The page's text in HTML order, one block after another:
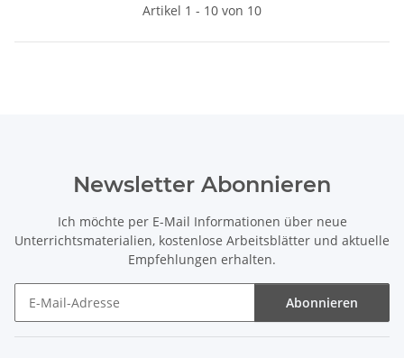
Artikel 1 - 10 von 10
Newsletter Abonnieren
Ich möchte per E-Mail Informationen über neue
Unterrichtsmaterialien, kostenlose Arbeitsblätter und aktuelle
Empfehlungen erhalten.
Abonnieren